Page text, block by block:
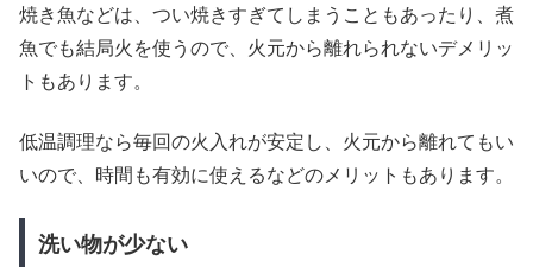
焼き魚などは、つい焼きすぎてしまうこともあったり、煮
魚でも結局火を使うので、火元から離れられないデメリッ
トもあります。
低温調理なら毎回の火入れが安定し、火元から離れてもい
いので、時間も有効に使えるなどのメリットもあります。
洗い物が少ない